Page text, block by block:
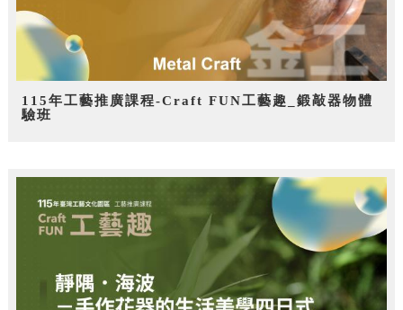
115年工藝推廣課程-Craft FUN工藝趣_鍛敲器物體
驗班